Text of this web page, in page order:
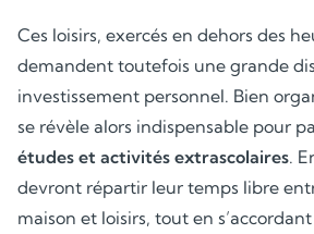
Ces loisirs, exercés en dehors des
demandent toutefois une grande
investissement personnel. Bien
se révèle alors indispensable pour
études et activités extrascolaires.
devront répartir leur temps libre
maison et loisirs, tout en